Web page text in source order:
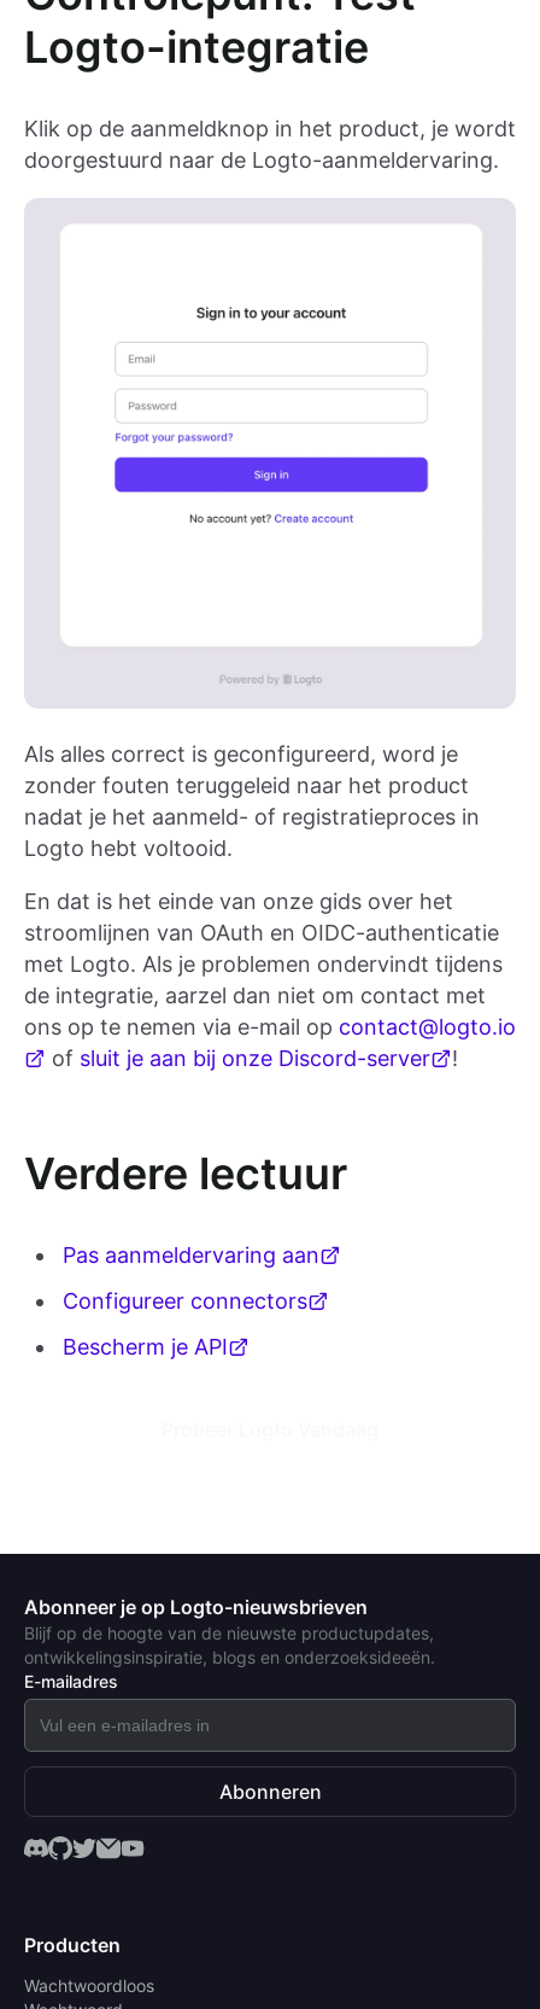
Logto-integratie
Klik op de aanmeldknop in het product, je wordt
doorgestuurd naar de Logto-aanmeldervaring.
Als alles correct is geconfigureerd, word je
zonder fouten teruggeleid naar het product
nadat je het aanmeld- of registratieproces in
Logto hebt voltooid.
En dat is het einde van onze gids over het
stroomlijnen van OAuth en OIDC-authenticatie
met Logto. Als je problemen ondervindt tijdens
de integratie, aarzel dan niet om contact met
ons op te nemen via e-mail op contact@logto.io
of sluit je aan bij onze Discord-server !
Verdere lectuur
Pas aanmeldervaring aan
Configureer connectors
Bescherm je API
Abonneer je op Logto-nieuwsbrieven
Blijf op de hoogte van de nieuwste productupdates,
ontwikkelingsinspiratie, blogs en onderzoeksideeën.
E-mailadres
Abonneren
Producten
Wachtwoordloos